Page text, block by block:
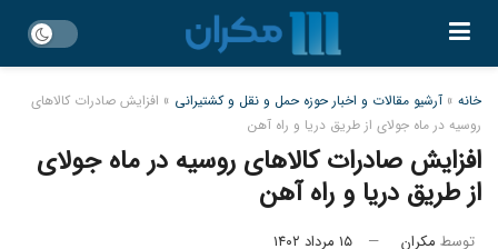
خانه » آرشیو مقالات و اخبار حوزه حمل و نقل و کشتیرانی » افزایش صادرات کالا‌های
روسیه در ماه جولای از طریق دریا و راه آهن
افزایش صادرات کالا‌های روسیه در ماه جولای
از طریق دریا و راه آهن
توسط مکران ۱۵ مرداد ۱۴۰۲